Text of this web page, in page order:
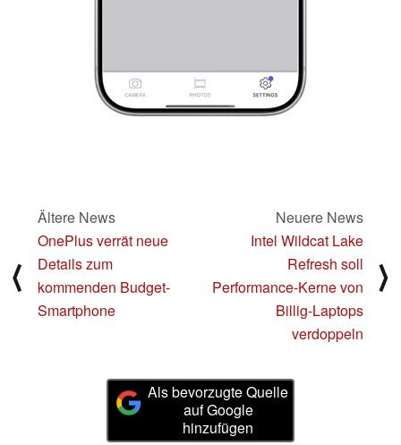
⟨
Ältere News
OnePlus verrät neue
Details zum
kommenden Budget-
Smartphone
Neuere News
Intel Wildcat Lake
Refresh soll
Performance-Kerne von
Billig-Laptops
verdoppeln
⟩
Als bevorzugte Quelle
auf Google
hinzufügen